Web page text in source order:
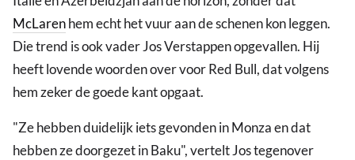
McLarenhem echt het vuur aan de schenen kon leggen.
Die trend is ook vader Jos Verstappen opgevallen. Hij
heeft lovende woorden over voor Red Bull, dat volgens
hem zeker de goede kant opgaat.
"Ze hebben duidelijk iets gevonden in Monza en dat
hebben ze doorgezet in Baku", vertelt Jos tegenover